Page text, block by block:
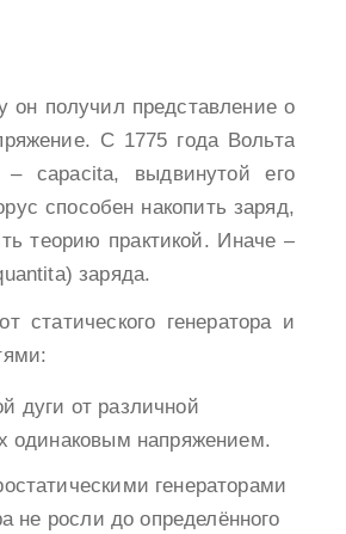
он получил представление о
С 1775 года Вольта
– capacita, выдвинутой его
способен накопить заряд,
теорию практикой. Иначе –
заряда.
генератора и
дуги от различной
одинаковым напряжением.
генераторами
не росли до определённого